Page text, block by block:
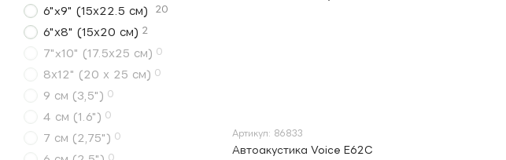
Артикул: 86833
Автоакустика Voice E62C
6"x9" (15х22.5 см) 20
6"х8" (15х20 см) 2
7"x10" (17.5х25 см) 0
8х12" (20 х 25 см) 0
9 см (3,5") 0
4 см (1.6") 0
7 см (2,75") 0
0